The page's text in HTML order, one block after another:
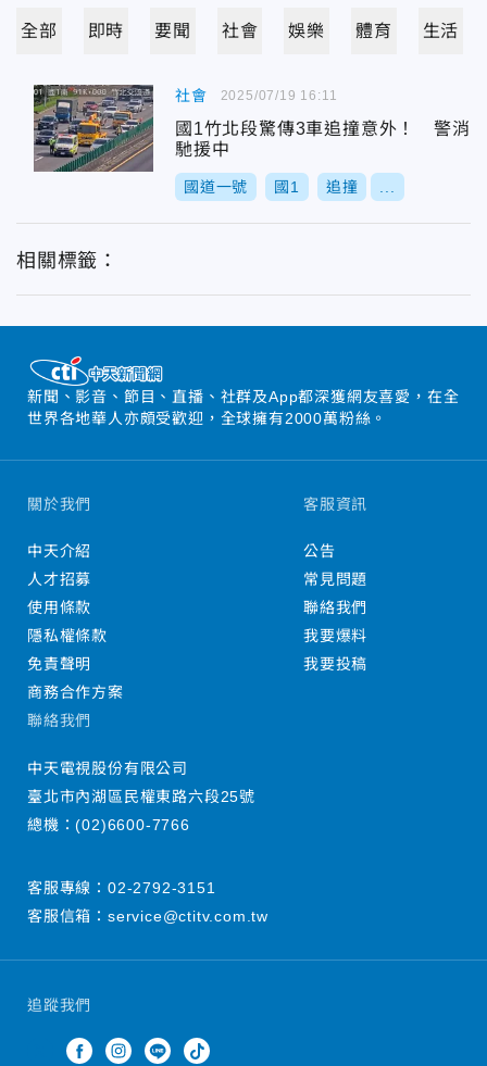
全部 即時 要聞 社會 娛樂 體育 生活
社會
國1竹北段驚傳3車追撞意外！ 警消
馳援中
國道一號 國1 追撞
2025/07/19 16:11
相關標籤：
新聞、影音、節目、直播、社群及App都深獲網友喜愛，在全
世界各地華人亦頗受歡迎，全球擁有2000萬粉絲。
追蹤我們
關於我們
中天介紹
人才招募
使用條款
隱私權條款
免責聲明
商務合作方案
客服資訊
公告
常見問題
聯絡我們
我要爆料
我要投稿
聯絡我們
中天電視股份有限公司
臺北市內湖區民權東路六段25號
總機：(02)6600-7766
客服專線： 02-2792-3151
客服信箱： service@ctitv.com.tw